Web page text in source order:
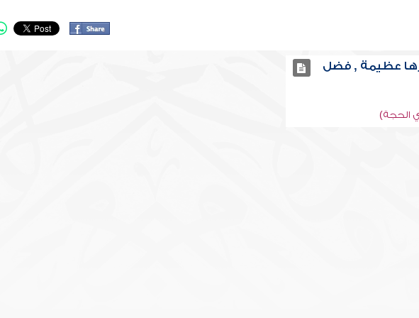
عظيمة , فضل
الحجة)